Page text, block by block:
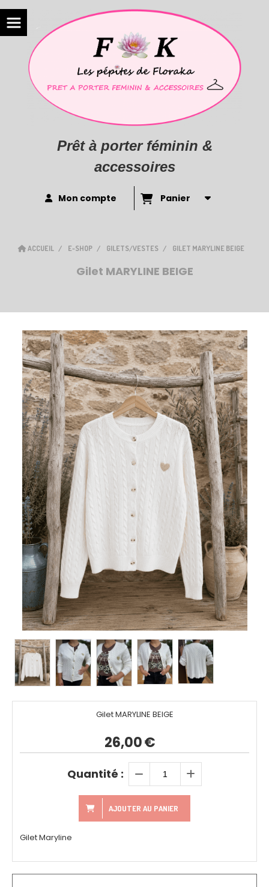
Prêt à porter féminin &
accessoires
Mon compte Panier
ACCUEIL E-SHOP GILETS/VESTES GILET MARYLINE BEIGE
Gilet MARYLINE BEIGE
Gilet MARYLINE BEIGE
26,00€
Quantité :
AJOUTER AU PANIER
Gilet Maryline